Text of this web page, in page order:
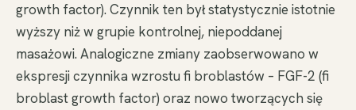
growth factor). Czynnik ten był statystycznie istotnie
wyższy niż w grupie kontrolnej, niepoddanej
masażowi. Analogiczne zmiany zaobserwowano w
ekspresji czynnika wzrostu fi broblastów – FGF-2 (fi
broblast growth factor) oraz nowo tworzących się